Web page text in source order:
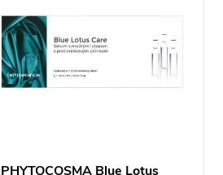
PHYTOCOSMA Blue Lotus